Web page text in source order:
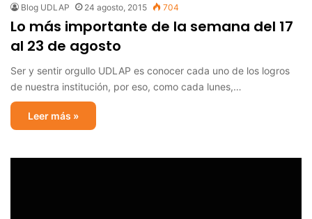
Blog UDLAP 24 agosto, 2015 704
Lo más importante de la semana del 17
al 23 de agosto
Ser y sentir orgullo UDLAP es conocer cada uno de los logros
de nuestra institución, por eso, como cada lunes,…
Leer más »